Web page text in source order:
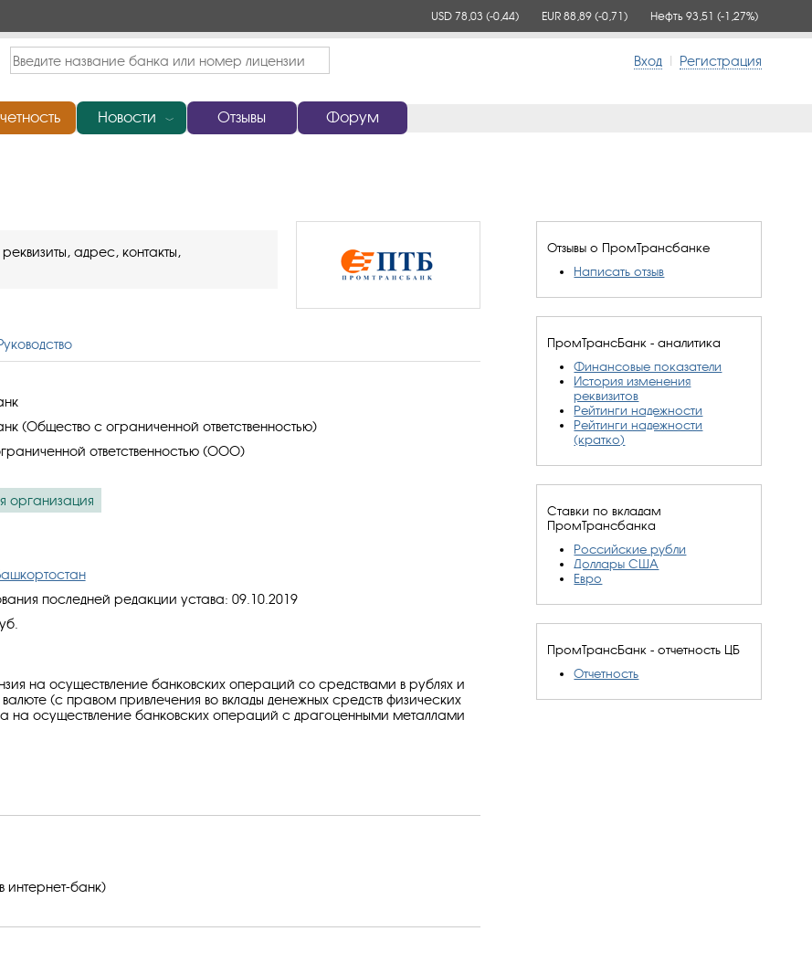
USD 78,03 (-0,44) EUR 88,89 (-0,71) Нефть 93,51 (-1,27%)
Вход | Регистрация
Новости ﹀ Отзывы Форум
Отзывы о ПромТрансбанке
Написать отзыв
ПромТрансБанк - аналитика
Финансовые показатели
История изменения
реквизитов
Рейтинги надежности
Рейтинги надежности
(кратко)
Ставки по вкладам
ПромТрансбанка
Российские рубли
Доллары США
Евро
ПромТрансБанк - отчетность ЦБ
Отчетность
адрес, контакты,
(Общество с ограниченной ответственностью)
ответственностью (ООО)
организация
последней редакции устава: 09.10.2019
на осуществление банковских операций со средствами в рублях и
(с правом привлечения во вклады денежных средств физических
на осуществление банковских операций с драгоценными металлами
интернет-банк)